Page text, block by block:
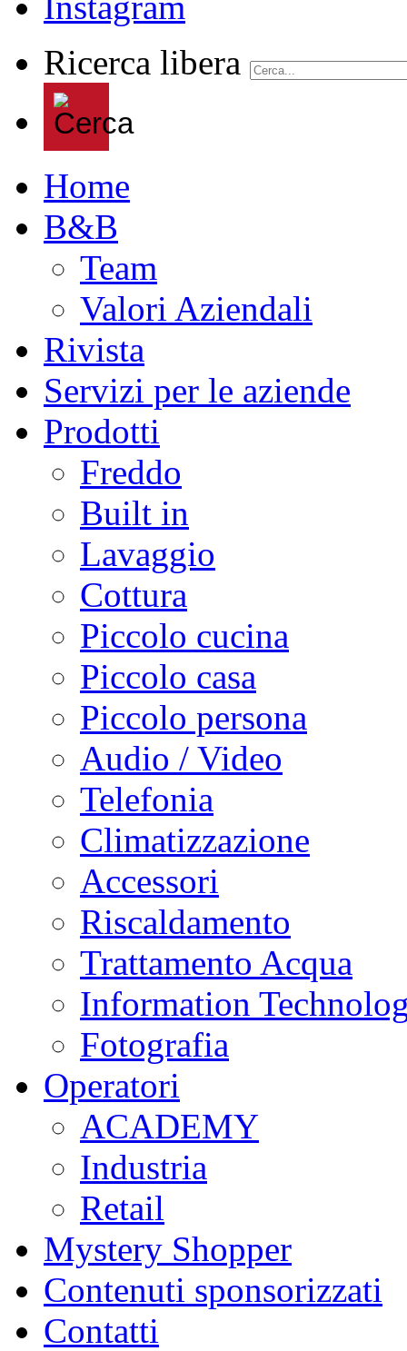
Ricerca libera
Home
B&B
Team
Valori Aziendali
Rivista
Servizi per le aziende
Prodotti
Freddo
Built in
Lavaggio
Cottura
Piccolo cucina
Piccolo casa
Piccolo persona
Audio / Video
Telefonia
Climatizzazione
Accessori
Riscaldamento
Trattamento Acqua
Information
Fotografia
Operatori
ACADEMY
Industria
Retail
Mystery Shopper
Contenuti sponsorizzati
Contatti